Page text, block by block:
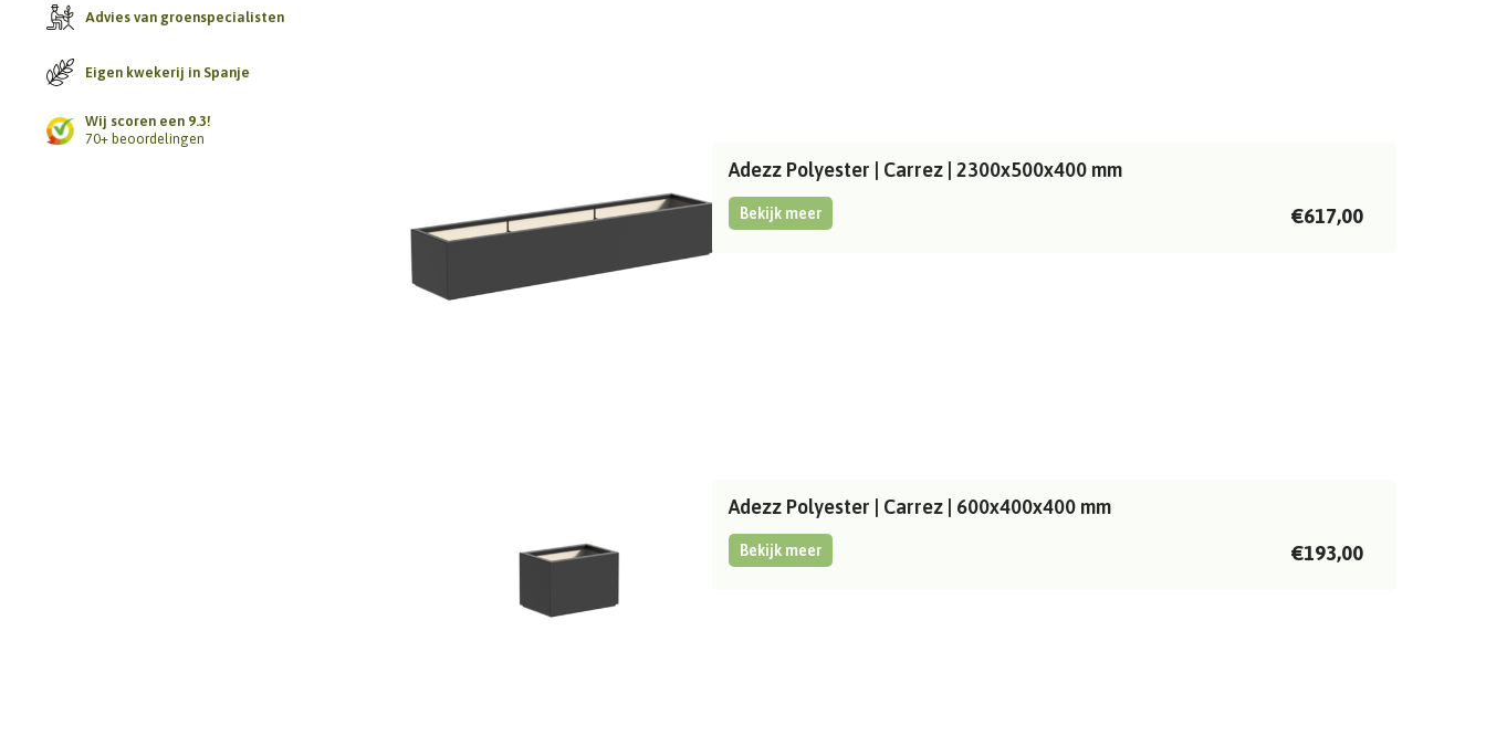
Advies van groenspecialisten
Eigen kwekerij in Spanje
Wij scoren een 9.3!
70+ beoordelingen
Adezz Polyester | Carrez | 2300x500x400 mm
Bekijk meer €617,00
Adezz Polyester | Carrez | 600x400x400 mm
Bekijk meer €193,00